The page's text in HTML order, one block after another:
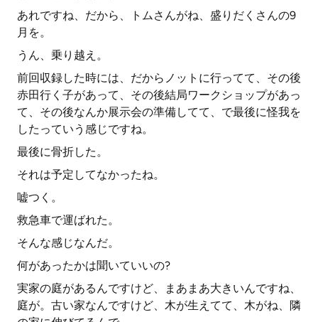
あれですね、だから、トムさんがね、盛りだくさんの9
月を。
うん、乗り越え。
前回収録した時には、だからノットに行ってて、その後
赤田行く子があって、その後結局ワークショップがあっ
て、その後なんか展示会の準備してて、で最後に怪我を
したっていう感じですね。
最後に骨折した。
それは予定してなかったね。
嘘つく。
救急車で運ばれた。
そんな感じなんだ。
何があったかは聞いていいの?
実家の庭があるんですけど、まあまあ大きいんですね、
庭が。古い家なんですけど、木が生えてて、木がね、隣